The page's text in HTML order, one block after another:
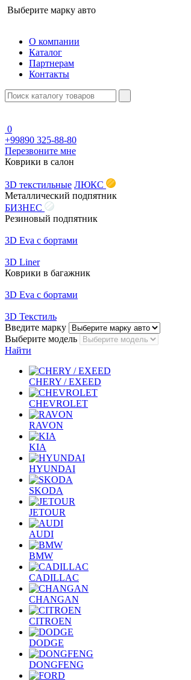
Выберите марку авто
О компании
Каталог
Партнерам
Контакты
0
+99890 325-88-80
Перезвоните мне
Коврики в салон
3D текстильные ЛЮКС
Металлический подпятник
БИЗНЕС
Резиновый подпятник
3D Eva с бортами
3D Liner
Коврики в багажник
3D Eva с бортами
3D Текстиль
Введите марку
Выберите модель
Найти
CHERY / EXEED
CHEVROLET
RAVON
KIA
HYUNDAI
SKODA
JETOUR
AUDI
BMW
CADILLAC
CHANGAN
CITROEN
DODGE
DONGFENG